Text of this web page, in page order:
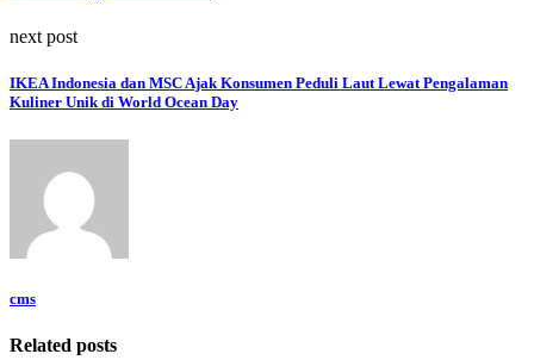
next post
IKEA Indonesia dan MSC Ajak Konsumen Peduli Laut Lewat Pengalaman
Kuliner Unik di World Ocean Day
cms
Related posts